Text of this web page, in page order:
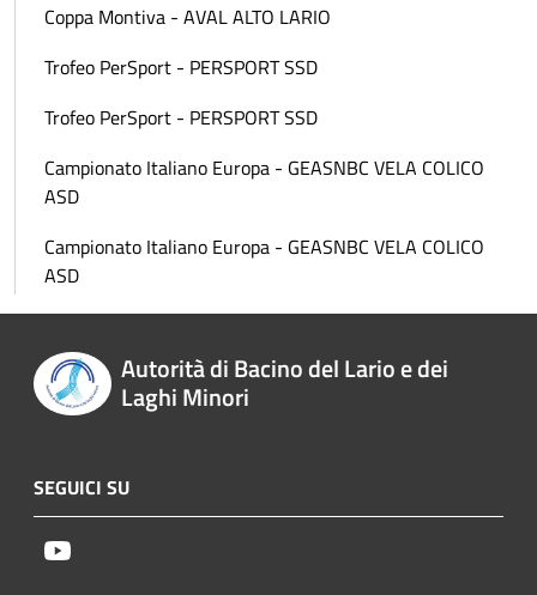
Coppa Montiva - AVAL ALTO LARIO
Trofeo PerSport - PERSPORT SSD
Trofeo PerSport - PERSPORT SSD
Campionato Italiano Europa - GEASNBC VELA COLICO
ASD
Campionato Italiano Europa - GEASNBC VELA COLICO
ASD
Autorità di Bacino del Lario e dei
Laghi Minori
SEGUICI SU